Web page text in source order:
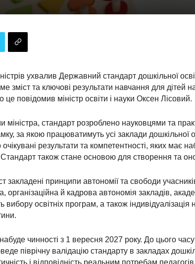
ухвалив Державний стандарт дошкільної
зміст та ключові результати навчання для дітей
це повідомив міністр освіти і науки Оксен Лісовий.
міністра, стандарт розроблено науковцями та
за якою працюватимуть усі заклади дошкільної
результати та компетентності, яких має
також стане основою для створення та
закладені принципи автономії та свободи
організаційна й кадрова автономія закладів,
вибору освітніх програм, а також
чинності з 1 вересня 2027 року. До цього
піврічну валідацію стандарту в закладах
і відповідність реальним потребам